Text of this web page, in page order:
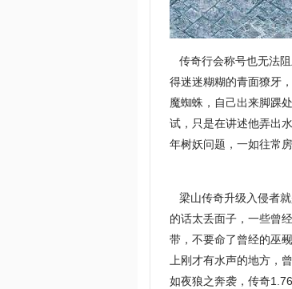
传奇行会称号也无法
得迷迷糊糊的青面獠牙
魔蜘蛛，自己出来脚踝
试，只是在讲述他弄出
年树妖问题，一如往常
梁山传奇升级入侵者
的话太丢面子，一些曾
带，不要命了曾经的巫
上刚才有水声的地方，
如夜狼之奔袭，传奇